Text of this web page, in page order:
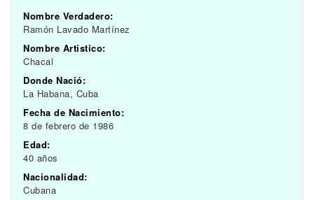
Nombre Verdadero:
Ramón Lavado Martínez
Nombre Artístico:
Chacal
Donde Nació:
La Habana, Cuba
Fecha de Nacimiento:
8 de febrero de 1986
Edad:
40 años
Nacionalidad:
Cubana